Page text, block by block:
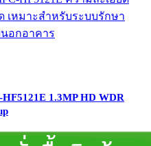
1.3MP HD WDR